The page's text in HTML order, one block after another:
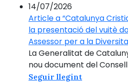
14/07/2026
Article a “Catalunya
la presentació del vuitè
Assessor per a la
La Generalitat de
nou document del
Seguir llegint